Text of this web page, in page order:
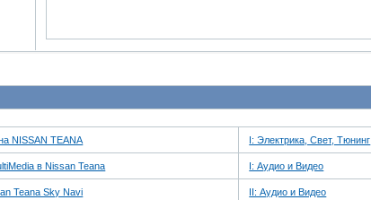
NISSAN TEANA I: Электрика, Свет, Тюнинг
в Nissan Teana I: Аудио и Bидео
Teana Sky Navi II: Аудио и Bидео